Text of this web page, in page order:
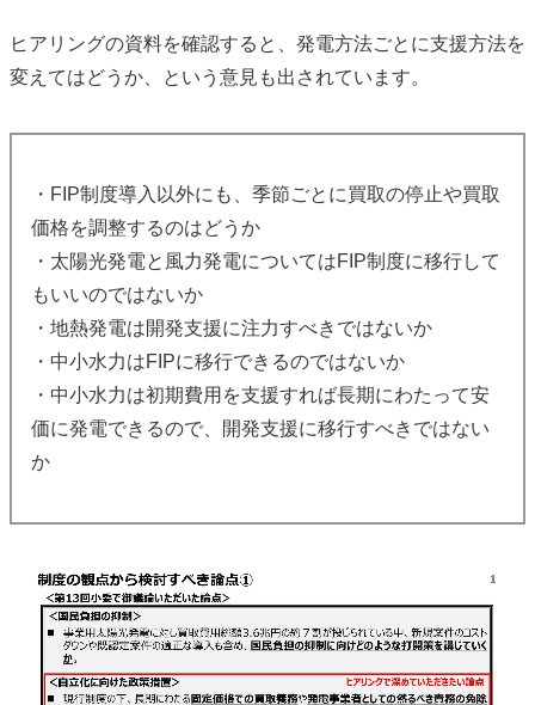
ヒアリングの資料を確認すると、発電方法ごとに支援方法を
変えてはどうか、という意見も出されています。
・FIP制度導入以外にも、季節ごとに買取の停止や買取
価格を調整するのはどうか
・太陽光発電と風力発電についてはFIP制度に移行して
もいいのではないか
・地熱発電は開発支援に注力すべきではないか
・中小水力はFIPに移行できるのではないか
・中小水力は初期費用を支援すれば長期にわたって安
価に発電できるので、開発支援に移行すべきではない
か